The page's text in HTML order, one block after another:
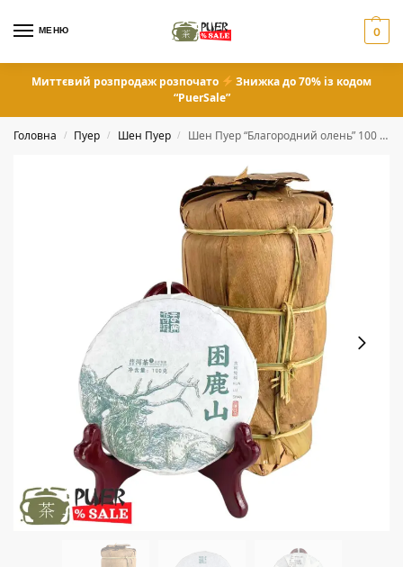
МЕНЮ 0
Миттєвий розпродаж розпочато
Знижка до 70% із кодом
“PuerSale”
Головна / Пуер / Шен Пуер / Шен Пуер “Благородний олень” 100 грам